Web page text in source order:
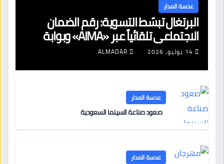
عدسة المدار
البرتغال تبسّط التسوية: رقم الضمان
الاجتماعي تلقائياً عبر «AIMA» وبوابة
جديدة لتجديد الإقامات
14 يوليو، 2026 ALMADAR
عدسة المدار
صعود صناعة السينما السعودية
عدسة المدار